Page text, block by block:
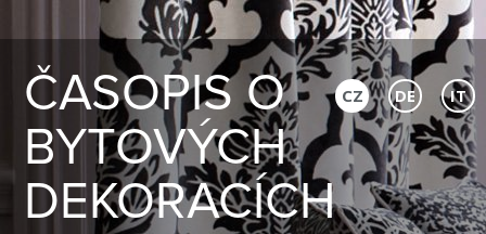
ČASOPIS O
BYTOVÝCH
DEKORACÍCH
CZ DE IT